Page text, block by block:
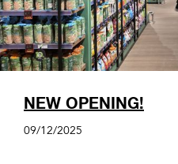
NEW OPENING!
09/12/2025